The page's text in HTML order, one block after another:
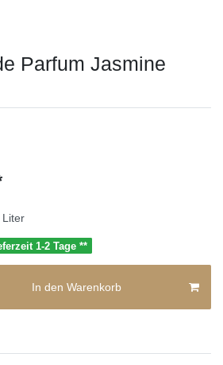
Parfum Jasmine
Liter
1-2 Tage **
In den Warenkorb